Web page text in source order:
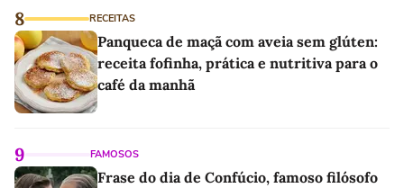
8 RECEITAS
Panqueca de maçã com aveia sem glúten:
receita fofinha, prática e nutritiva para o
café da manhã
9 FAMOSOS
Frase do dia de Confúcio, famoso filósofo